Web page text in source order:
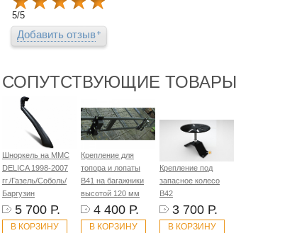
5/5
Добавить отзыв
СОПУТСТВУЮЩИЕ ТОВАРЫ
Шноркель на MMC
DELICA 1998-2007
гг./Газель/Соболь/
Баргузин
5 700 Р.
В КОРЗИНУ
Крепление для
топора и лопаты
B41 на багажники
высотой 120 мм
4 400 Р.
В КОРЗИНУ
Крепление под
запасное колесо
B42
3 700 Р.
В КОРЗИНУ